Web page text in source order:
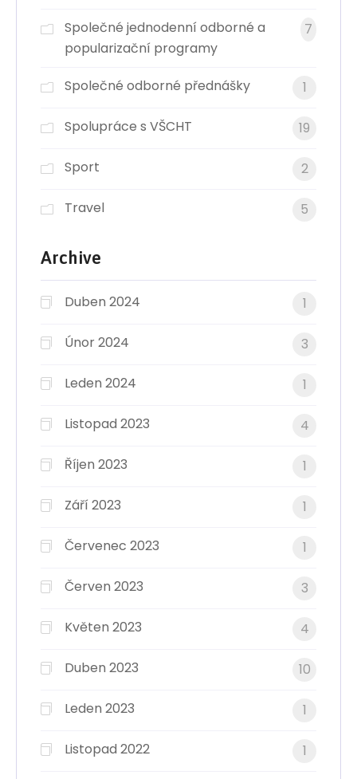
Společné jednodenní odborné a
popularizační programy
7
Společné odborné přednášky 1
Spolupráce s VŠCHT 19
Sport 2
Travel 5
Archive
Duben 2024 1
Únor 2024 3
Leden 2024 1
Listopad 2023 4
Říjen 2023 1
Září 2023 1
Červenec 2023 1
Červen 2023 3
Květen 2023 4
Duben 2023 10
Leden 2023 1
Listopad 2022 1